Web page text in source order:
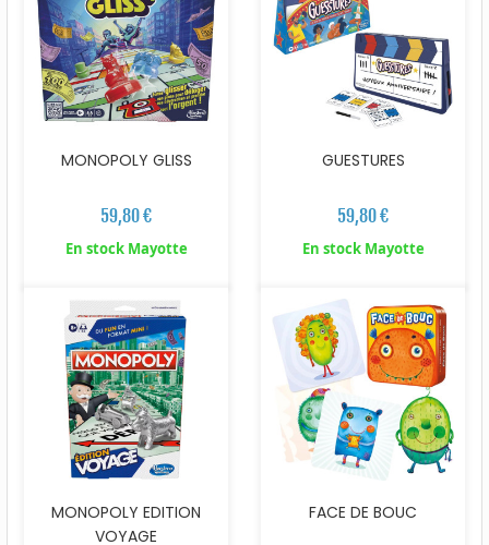
MONOPOLY GLISS
59,80 €
En stock Mayotte
GUESTURES
59,80 €
En stock Mayotte
MONOPOLY EDITION
VOYAGE
FACE DE BOUC